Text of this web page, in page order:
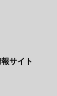
サイト